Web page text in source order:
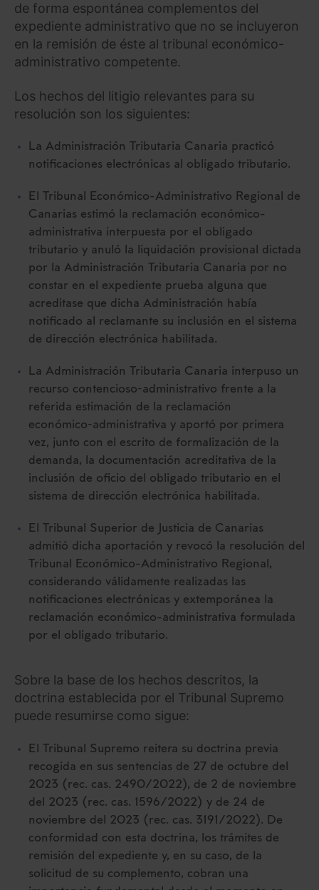
de forma espontánea complementos del
expediente administrativo que no se incluyeron
en la remisión de éste al tribunal económico-
administrativo competente.
Los hechos del litigio relevantes para su
resolución son los siguientes:
La Administración Tributaria Canaria practicó
notificaciones electrónicas al obligado tributario.
El Tribunal Económico-Administrativo Regional de
Canarias estimó la reclamación económico-
administrativa interpuesta por el obligado
tributario y anuló la liquidación provisional dictada
por la Administración Tributaria Canaria por no
constar en el expediente prueba alguna que
acreditase que dicha Administración había
notificado al reclamante su inclusión en el sistema
de dirección electrónica habilitada.
La Administración Tributaria Canaria interpuso un
recurso contencioso‑administrativo frente a la
referida estimación de la reclamación
económico‑administrativa y aportó por primera
vez, junto con el escrito de formalización de la
demanda, la documentación acreditativa de la
inclusión de oficio del obligado tributario en el
sistema de dirección electrónica habilitada.
El Tribunal Superior de Justicia de Canarias
admitió dicha aportación y revocó la resolución del
Tribunal Económico-Administrativo Regional,
considerando válidamente realizadas las
notificaciones electrónicas y extemporánea la
reclamación económico-administrativa formulada
por el obligado tributario.
Sobre la base de los hechos descritos, la
doctrina establecida por el Tribunal Supremo
puede resumirse como sigue:
El Tribunal Supremo reitera su doctrina previa
recogida en sus sentencias de 27 de octubre del
2023 (rec. cas. 2490/2022), de 2 de noviembre
del 2023 (rec. cas. 1596/2022) y de 24 de
noviembre del 2023 (rec. cas. 3191/2022). De
conformidad con esta doctrina, los trámites de
remisión del expediente y, en su caso, de la
solicitud de su complemento, cobran una